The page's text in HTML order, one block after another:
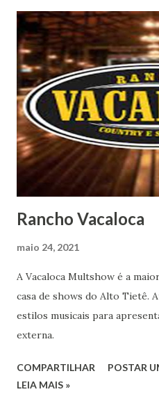
Rancho Vacaloca
maio 24, 2021
A Vacaloca Multshow é a
casa de shows do Alto Tietê.
estilos musicais para
externa.
COMPARTILHAR
POSTAR
LEIA MAIS »